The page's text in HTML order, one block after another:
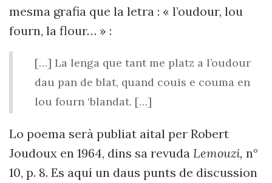
mesma grafia que la letra : « l’oudour, lou
fourn, la flour… » :
[…] La lenga que tant me platz a l’oudour
dau pan de blat, quand couis e couma en
lou fourn ‘blandat. […]
Lo poema serà publiat aital per Robert
Joudoux en 1964, dins sa revuda Lemouzi, n°
10, p. 8. Es aquí un daus punts de discussion